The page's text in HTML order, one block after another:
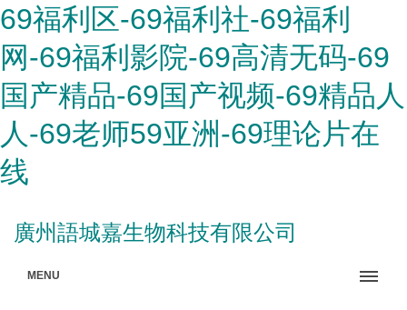
69福利区-69福利社-69福利
网-69福利影院-69高清无码-69
国产精品-69国产视频-69精品人
人-69老师59亚洲-69理论片在
线
廣州語城嘉生物科技有限公司
MENU